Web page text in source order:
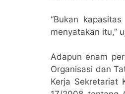
“Bukan
menyatakan itu,”
Adapun enam
Organisasi dan
Kerja Sekretariat